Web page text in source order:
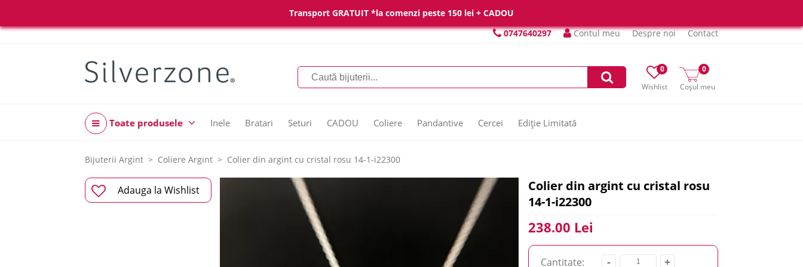
Transport GRATUIT *la comenzi peste 150 lei + CADOU
0747640297
Contul meu Despre noi Contact
Wishlist
0
Coșul meu
0
Toate produsele Inele Bratari Seturi CADOU Coliere Pandantive Cercei Ediție Limitată
Bijuterii Argint Coliere Argint Colier din argint cu cristal rosu 14-1-i22300
Adauga la Wishlist
Colier din argint cu cristal rosu
14-1-i22300
238.00 Lei
Cantitate: - +